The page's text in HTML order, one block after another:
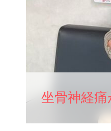
坐骨神経痛